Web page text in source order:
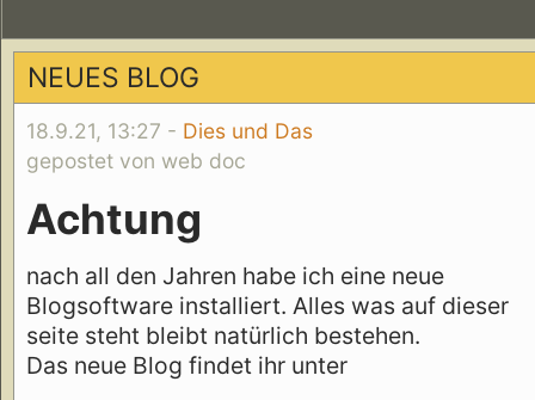
NEUES BLOG
18.9.21, 13:27 - Dies und Das
gepostet von web doc
Achtung
nach all den Jahren habe ich eine neue
Blogsoftware installiert. Alles was auf dieser
seite steht bleibt natürlich bestehen.
Das neue Blog findet ihr unter